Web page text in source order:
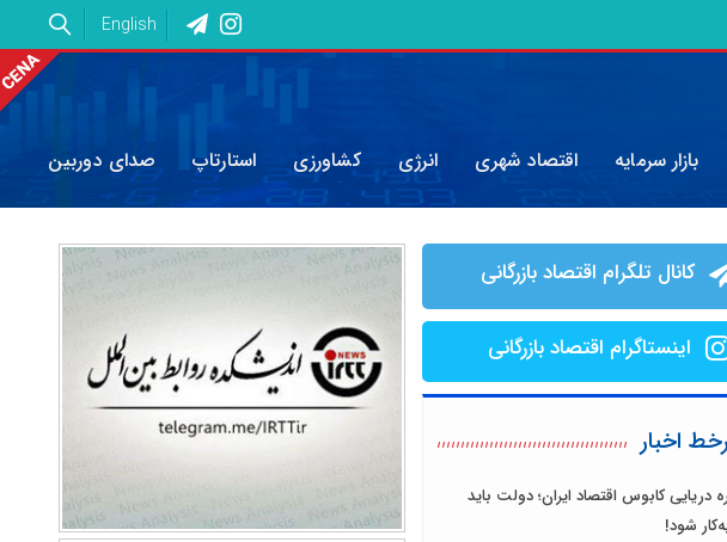
English
بازار سرمایه اقتصاد شهری انرژی کشاورزی استارتاپ صدای دوربین
کانال تلگرام اقتصاد بازرگانی
اینستاگرام اقتصاد بازرگانی
اخبار
دریایی کابوس اقتصاد ایران؛ دولت باید
شود!